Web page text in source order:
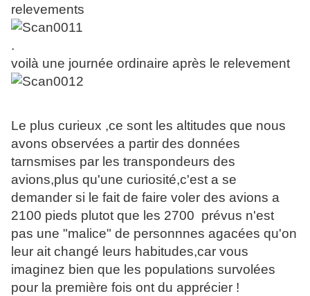
relevements
.
voilà une journée ordinaire après le relevement
Le plus curieux ,ce sont les altitudes que nous
avons observées a partir des données
tarnsmises par les transpondeurs des
avions,plus qu'une curiosité,c'est a se
demander si le fait de faire voler des avions a
2100 pieds plutot que les 2700 prévus n'est
pas une "malice" de personnnes agacées qu'on
leur ait changé leurs habitudes,car vous
imaginez bien que les populations survolées
pour la première fois ont du apprécier !